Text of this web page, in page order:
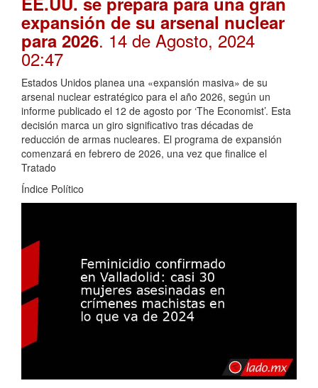
expansión de su arsenal nuclear
para 2026. 14 de Agosto, 2024
02:47
Estados Unidos planea una «expansión masiva» de su
arsenal nuclear estratégico para el año 2026, según un
informe publicado el 12 de agosto por ‘The Economist’. Esta
decisión marca un giro significativo tras décadas de
reducción de armas nucleares. El programa de expansión
comenzará en febrero de 2026, una vez que finalice el
Tratado
Índice Político